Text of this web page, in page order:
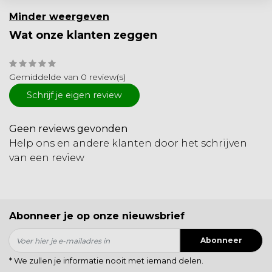
Minder weergeven
Wat onze klanten zeggen
Gemiddelde van 0 review(s)
Schrijf je eigen review
Geen reviews gevonden
Help ons en andere klanten door het schrijven
van een review
Abonneer je op onze nieuwsbrief
Abonneer
* We zullen je informatie nooit met iemand delen.